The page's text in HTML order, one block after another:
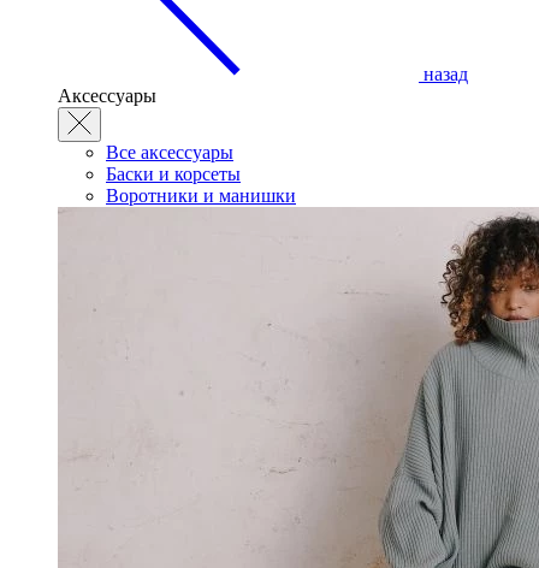
назад
Аксессуары
Все аксессуары
Баски и корсеты
Воротники и манишки